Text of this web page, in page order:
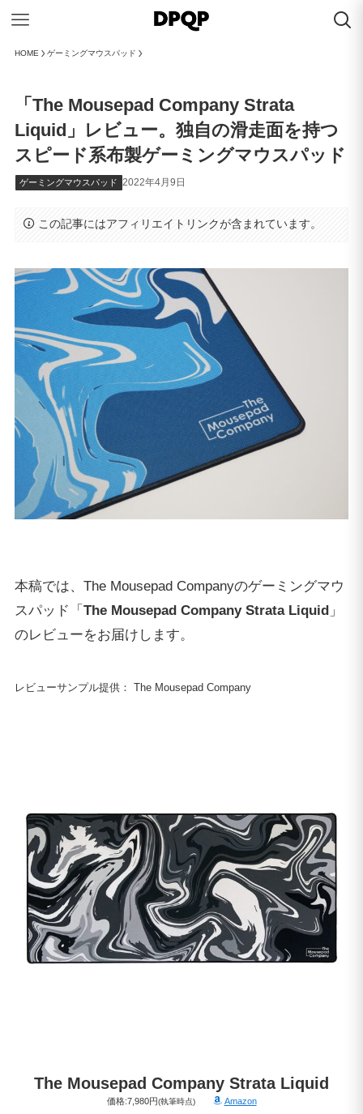
HOME ゲーミングマウスパッド
「The Mousepad Company Strata
Liquid」レビュー。独自の滑走面を持つ
スピード系布製ゲーミングマウスパッド
ゲーミングマウスパッド 2022年4月9日
この記事にはアフィリエイトリンクが含まれています。
本稿では、The Mousepad Companyのゲーミングマウ
スパッド「 The Mousepad Company Strata Liquid」
のレビューをお届けします。
レビューサンプル提供： The Mousepad Company
The Mousepad Company Strata Liquid
価格:7,980円(執筆時点) Amazon